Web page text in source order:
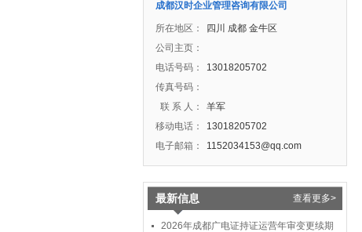
成都汉时企业管理咨询有限公司
所在地区：
四川 成都 金牛区
公司主页：
电话号码：
13018205702
传真号码：
联 系 人：
羊军
移动电话：
13018205702
电子邮箱：
1152034153@qq.com
最新信息 查看更多>
2026年成都广电证持证运营年审变更续期